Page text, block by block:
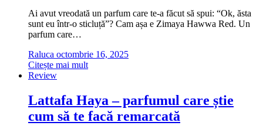
Ai avut vreodată un parfum care te-a făcut să spui: “Ok, ăsta
sunt eu într-o sticluță”? Cam așa e Zimaya Hawwa Red. Un
parfum care…
Raluca octombrie 16, 2025
Citește mai mult
Review
Lattafa Haya – parfumul care știe
cum să te facă remarcată